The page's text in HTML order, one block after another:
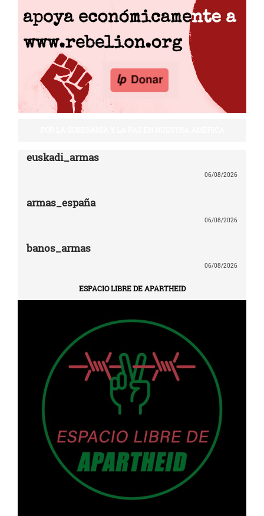
euskadi_armas
06/08/2026
armas_españa
06/08/2026
banos_armas
06/08/2026
ESPACIO LIBRE DE APARTHEID